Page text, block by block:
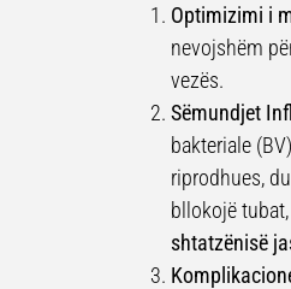
Optimizimi i
nevojshëm
vezës.
Sëmundjet
bakteriale
riprodhues,
bllokojë
shtatzënisë